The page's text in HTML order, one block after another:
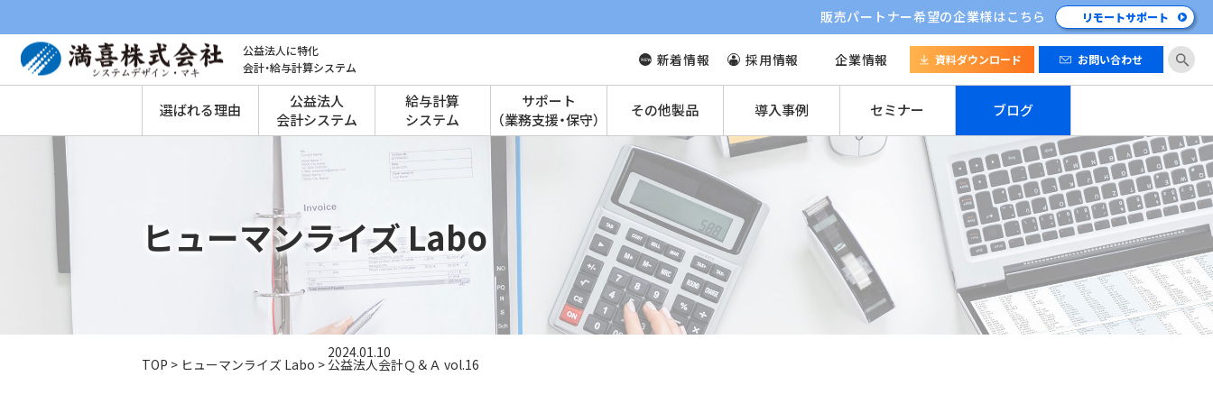
販売パートナー希望の企業様はこちら リモートサポート
公益法人に特化
会計・給与計算システム
新着情報 採用情報 企業情報 資料ダウンロード お問い合わせ
選ばれる理由
公益法人
会計システム
給与計算
システム
サポート
（業務支援・保守）
その他製品 導入事例 セミナー ブログ
ヒューマンライズ Labo
TOP > ヒューマンライズ Labo >
2024.01.10
公益法人会計Ｑ＆Ａ vol.16